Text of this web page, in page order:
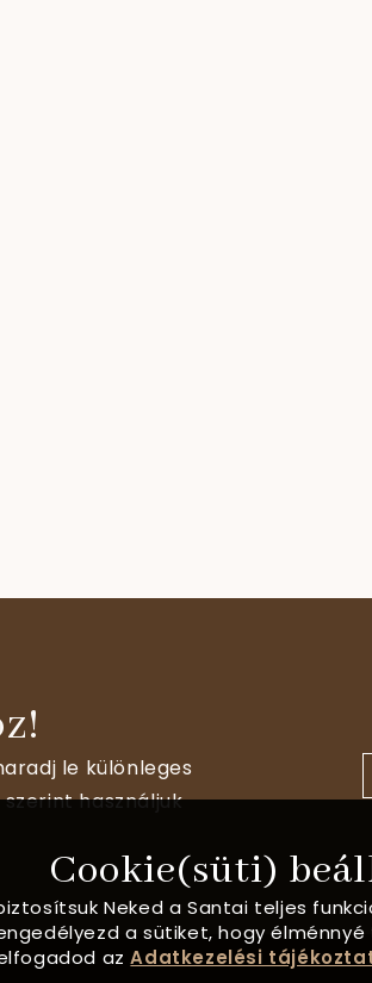
le különleges
használjuk
Cookie(süti)
Neked a Santai teljes
a sütiket, hogy
azAdatkezelési